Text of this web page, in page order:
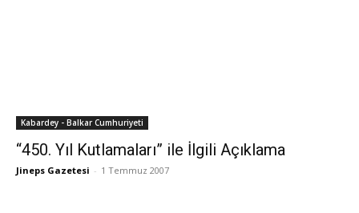
Kabardey - Balkar Cumhuriyeti
“450. Yıl Kutlamaları” ile İlgili Açıklama
Jineps Gazetesi - 1 Temmuz 2007